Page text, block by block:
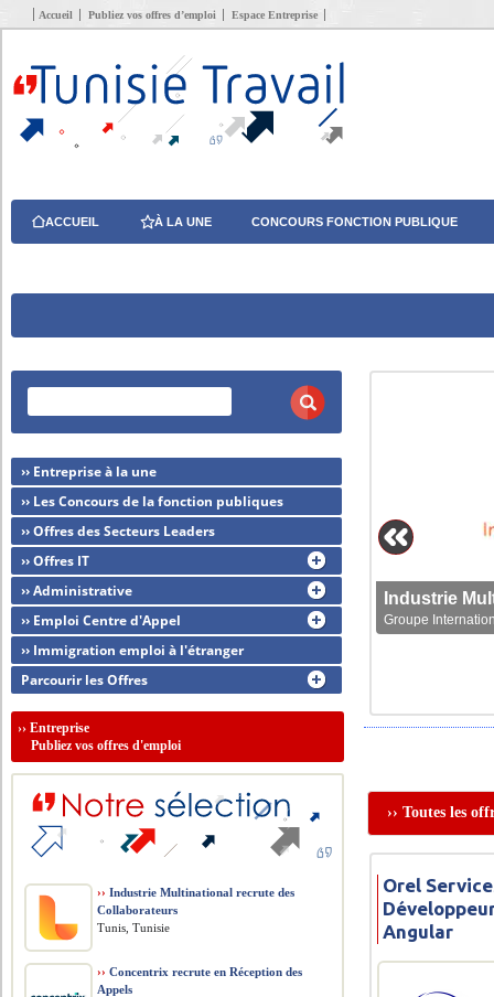
Accueil Publiez vos offres d’emploi Espace Entreprise
ACCUEIL À LA UNE CONCOURS FONCTION PUBLIQUE
Groupe
›› Toutes les
Orel
Angular
›› Entreprise à la une
›› Les Concours de la fonction publiques
›› Offres des Secteurs Leaders
›› Offres IT
›› Administrative
›› Emploi Centre d'Appel
›› Immigration emploi à l'étranger
Parcourir les Offres
››Entreprise
Publiez vos offres d'emploi
›› Industrie Multinational recrute des
Collaborateurs
Tunis, Tunisie
›› Concentrix recrute en Réception des
Appels